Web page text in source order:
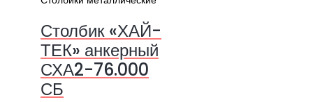
Столбик «ХАЙ-
ТЕК» анкерный
СХА2-76.000
СБ